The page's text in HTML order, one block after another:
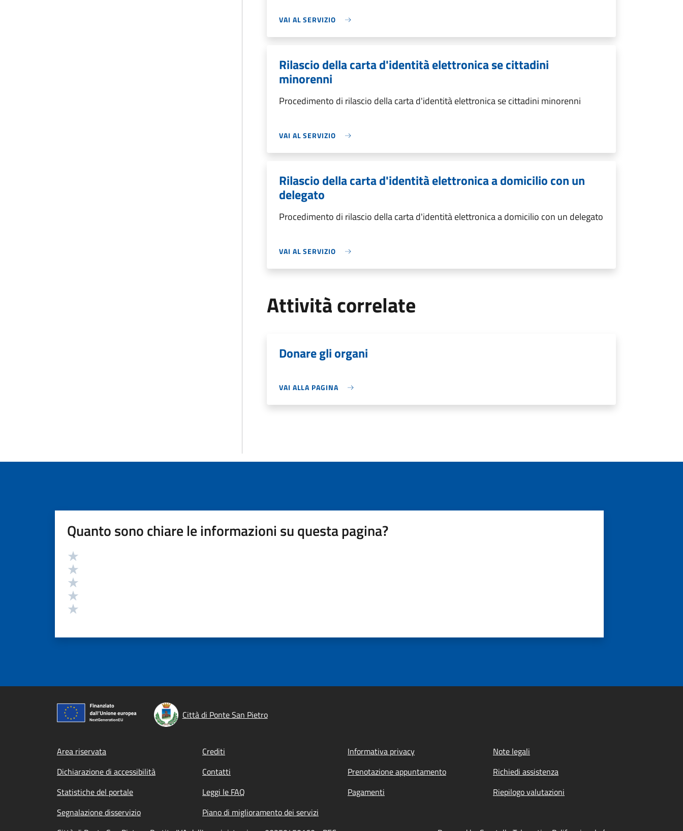
VAI AL SERVIZIO
Rilascio della carta d'identità elettronica se cittadini
minorenni
Procedimento di rilascio della carta d'identità elettronica se cittadini minorenni
VAI AL SERVIZIO
Rilascio della carta d'identità elettronica a domicilio con un
delegato
Procedimento di rilascio della carta d'identità elettronica a domicilio con un delegato
VAI AL SERVIZIO
Attività correlate
Donare gli organi
VAI ALLA PAGINA
Quanto sono chiare le informazioni su questa pagina?
Valutazione
Città di Ponte San Pietro
Footer menu
Area riservata Crediti Informativa privacy
Note legali
Dichiarazione di accessibilità
Contatti Prenotazione appuntamento
Richiedi assistenza
Statistiche del portale
Leggi le FAQ Pagamenti
Riepilogo valutazioni
Segnalazione disservizio
Piano di miglioramento dei servizi